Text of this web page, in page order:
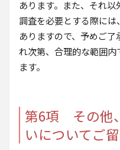
あります。また、それ
調査を必要とする際に
ありますので、予めご
れ次第、合理的な範囲
ます。
第6項 その他
いについてご